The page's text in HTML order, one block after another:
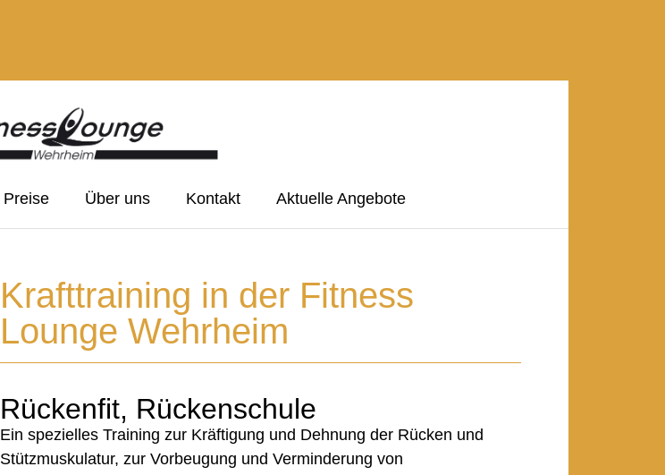
Preise Über uns Kontakt Aktuelle Angebote
Krafttraining in der Fitness
Lounge Wehrheim
Rückenfit, Rückenschule
Ein spezielles Training zur Kräftigung und Dehnung der Rücken und
Stützmuskulatur, zur Vorbeugung und Verminderung von